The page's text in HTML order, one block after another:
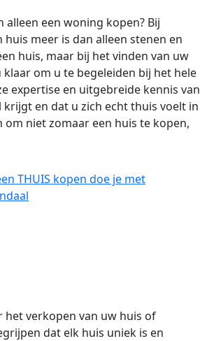
een woning kopen? Bij
meer is dan alleen stenen en
huis, maar bij het vinden van uw
klaar om u te begeleiden bij het hele
expertise en uitgebreide kennis van
en dat u zich echt thuis voelt in
om niet zomaar een huis te kopen,
THUIS kopen doe je met
verkopen van uw huis of
dat elk huis uniek is en